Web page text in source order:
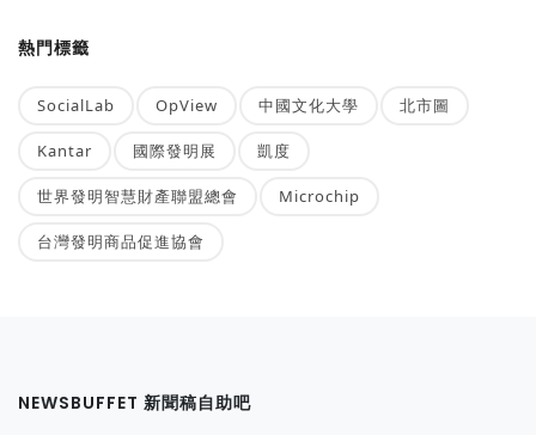
熱門標籤
SocialLab OpView 中國文化大學 北市圖
Kantar 國際發明展 凱度
世界發明智慧財產聯盟總會 Microchip
台灣發明商品促進協會
NEWSBUFFET 新聞稿自助吧